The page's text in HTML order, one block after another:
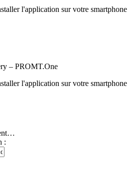
l'application sur votre smartphone
l'application sur votre smartphone
: